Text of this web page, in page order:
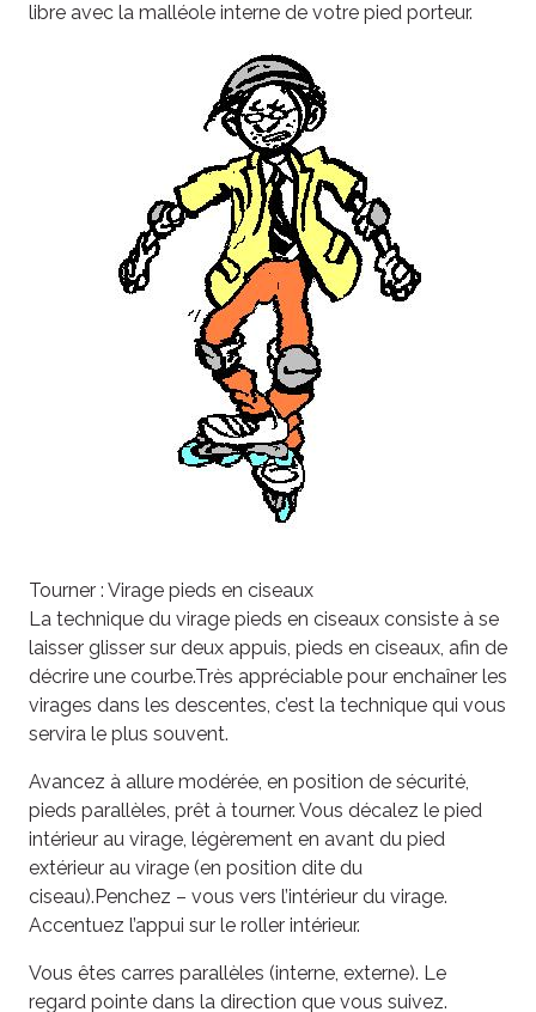
libre avec la malléole interne de votre pied porteur.
Tourner : Virage pieds en ciseaux
La technique du virage pieds en ciseaux consiste à se
laisser glisser sur deux appuis, pieds en ciseaux, afin de
décrire une courbe.Très appréciable pour enchaîner les
virages dans les descentes, c’est la technique qui vous
servira le plus souvent.
Avancez à allure modérée, en position de sécurité,
pieds parallèles, prêt à tourner. Vous décalez le pied
intérieur au virage, légèrement en avant du pied
extérieur au virage (en position dite du
ciseau).Penchez – vous vers l’intérieur du virage.
Accentuez l’appui sur le roller intérieur.
Vous êtes carres parallèles (interne, externe). Le
regard pointe dans la direction que vous suivez.